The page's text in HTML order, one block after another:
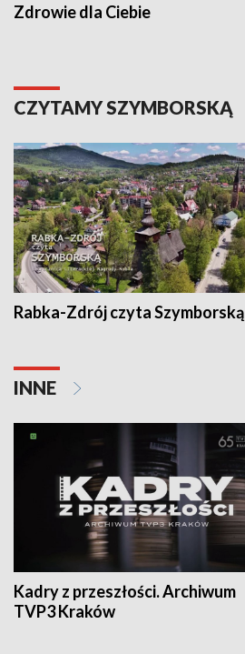
Zdrowie dla Ciebie
CZYTAMY SZYMBORSKĄ
Rabka-Zdrój czyta Szymborską
INNE
Kadry z przeszłości. Archiwum
TVP3 Kraków